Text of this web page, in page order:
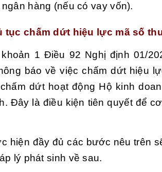
hàng (nếu có vay vốn).
tục chấm dứt hiệu lực mã số
1 Điều 92 Nghị định 01/
báo về việc chấm dứt hiệu
dứt hoạt động Hộ kinh
Đây là điều kiện tiên quyết để
hiện đầy đủ các bước nêu trên
lý phát sinh về sau.